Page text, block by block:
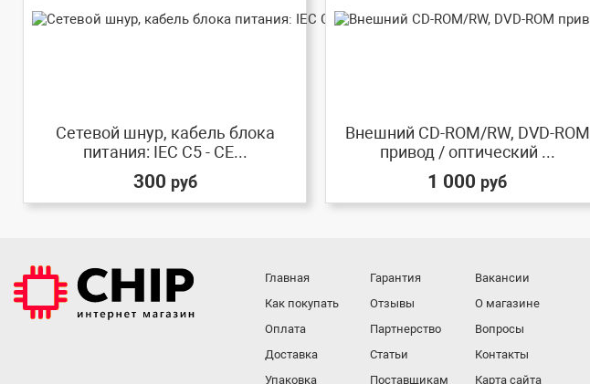
Сетевой шнур, кабель блока
питания: IEC C5 - CE...
300 руб
Внешний CD-ROM/RW, DVD-ROM
привод / оптический ...
1 000 руб
Главная
Как покупать
Оплата
Доставка
Упаковка
Гарантия
Отзывы
Партнерство
Статьи
Поставщикам
Вакансии
О магазине
Вопросы
Контакты
Карта сайта